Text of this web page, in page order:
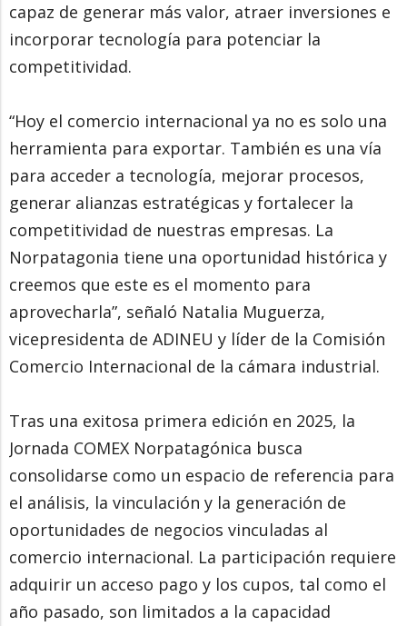
capaz de generar más valor, atraer inversiones e
incorporar tecnología para potenciar la
competitividad.
“Hoy el comercio internacional ya no es solo una
herramienta para exportar. También es una vía
para acceder a tecnología, mejorar procesos,
generar alianzas estratégicas y fortalecer la
competitividad de nuestras empresas. La
Norpatagonia tiene una oportunidad histórica y
creemos que este es el momento para
aprovecharla”, señaló Natalia Muguerza,
vicepresidenta de ADINEU y líder de la Comisión
Comercio Internacional de la cámara industrial.
Tras una exitosa primera edición en 2025, la
Jornada COMEX Norpatagónica busca
consolidarse como un espacio de referencia para
el análisis, la vinculación y la generación de
oportunidades de negocios vinculadas al
comercio internacional. La participación requiere
adquirir un acceso pago y los cupos, tal como el
año pasado, son limitados a la capacidad